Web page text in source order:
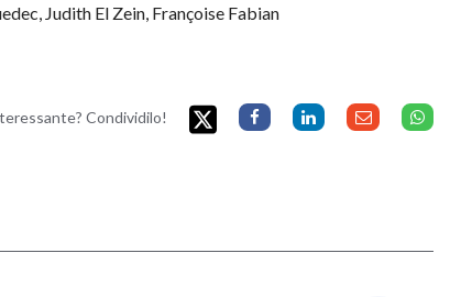
Judith El Zein, Françoise Fabian
Condividilo!